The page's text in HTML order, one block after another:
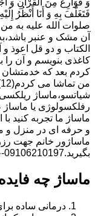
وَ قَوَارِعَ مِنَ الْقُرْآنِ وَ
فَتَغَلَّفَ بِهِ وَ أَنَا أَنْظُرُ
صلوات الله علیه به من
آن مشک و عنبر
الکتاب و دو قل اعوذ
کاغذى بنویسم و آن را
کردم بعد که
شیاتسو،ماساژ
رفلکسولوژی یا ماساژ
ماساژ ما تجربه کنید
و حرفه ای در منزل و
ماساژور خانم جهت
بگیرید.09106210197-خانم دکتر دمیرچی
ماساژ چه
درمانی ساده